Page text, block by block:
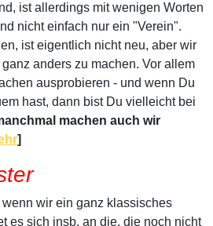
ist allerdings mit wenigen Worten
nicht einfach nur ein "Verein".
ist eigentlich nicht neu, aber wir
anders zu machen. Vor allem
ausprobieren - und wenn Du
hast, dann bist Du vielleicht bei
machen auch wir
]
wir ein ganz klassisches
es sich insb. an die, die noch nicht